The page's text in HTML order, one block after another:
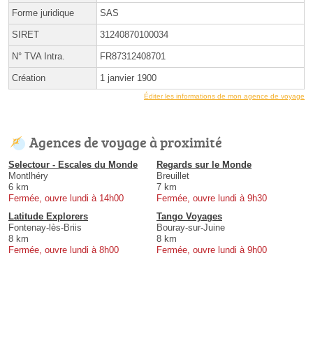
Forme juridique SAS
SIRET 31240870100034
N° TVA Intra. FR87312408701
Création 1 janvier 1900
Éditer les informations de mon agence de voyage
Agences de voyage à proximité
Selectour - Escales du Monde
Montlhéry
6 km
Fermée, ouvre lundi à 14h00
Regards sur le Monde
Breuillet
7 km
Fermée, ouvre lundi à 9h30
Latitude Explorers
Fontenay-lès-Briis
8 km
Fermée, ouvre lundi à 8h00
Tango Voyages
Bouray-sur-Juine
8 km
Fermée, ouvre lundi à 9h00